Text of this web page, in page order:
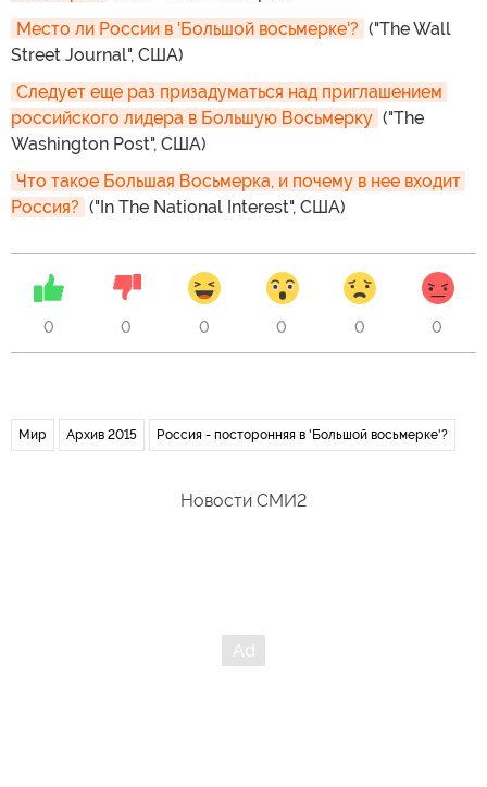
Место ли России в 'Большой восьмерке'? ("The Wall
Street Journal", США)
Следует еще раз призадуматься над приглашением
российского лидера в Большую Восьмерку ("The
Washington Post", США)
Что такое Большая Восьмерка, и почему в нее входит
Россия? ("In The National Interest", США)
0 0 0 0 0 0
Мир Архив 2015 Россия - посторонняя в 'Большой восьмерке'?
Новости СМИ2